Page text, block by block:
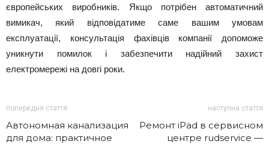
європейських виробників. Якщо потрібен автоматичний
вимикач, який відповідатиме саме вашим умовам
експлуатації, консультація фахівців компанії допоможе
уникнути помилок і забезпечити надійний захист
електромережі на довгі роки.
попередня стаття
Автономная канализация
для дома: практичное
наступна стаття
Ремонт iPad в сервисном
центре rudservice —